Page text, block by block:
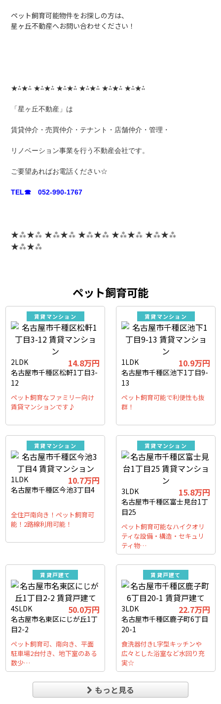
ペット飼育可能物件をお探しの方は、
星ヶ丘不動産へお問い合わせください！
★⁂★⁂ ★⁂★⁂ ★⁂★⁂ ★⁂★⁂ ★⁂★⁂ ★⁂★⁂
「星ヶ丘不動産」は
賃貸仲介・売買仲介・テナント・店舗仲介・管理・
リノベーション事業を行う不動産会社です。
ご要望あればお電話ください☆
TEL☎ 052-990-1767
★⁂★⁂ ★⁂★⁂ ★⁂★⁂ ★⁂★⁂ ★⁂★⁂
★⁂★⁂
ペット飼育可能
賃貸マンション
2LDK 14.8万円
名古屋市千種区松軒1丁目3-
12
ペット飼育なファミリー向け
賃貸マンションです♪
賃貸マンション
1LDK 10.9万円
名古屋市千種区池下1丁目9-
13
ペット飼育可能で利便性も抜
群！
賃貸マンション
1LDK 10.7万円
名古屋市千種区今池3丁目4
全住戸南向き！ペット飼育可
能！2路線利用可能！
賃貸マンション
3LDK 15.8万円
名古屋市千種区富士見台1丁
目25
ペット飼育可能なハイクオリ
ティな設備・構造・セキュリ
ティ物…
賃貸戸建て
4SLDK 50.0万円
名古屋市名東区にじが丘1丁
目2-2
ペット飼育可、南向き、平面
駐車場2台付き、地下室のある
数少…
賃貸戸建て
3LDK 22.7万円
名古屋市千種区鹿子町6丁目
20-1
食洗器付きL字型キッチンや
広々とした浴室など水回り充
実☆
もっと見る